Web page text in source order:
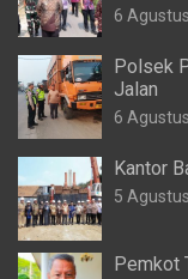
6
Polsek
Jalan
6
Kantor
5
Pemkot